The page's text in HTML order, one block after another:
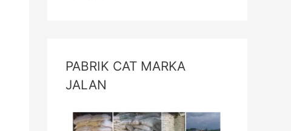
PABRIK CAT MARKA
JALAN